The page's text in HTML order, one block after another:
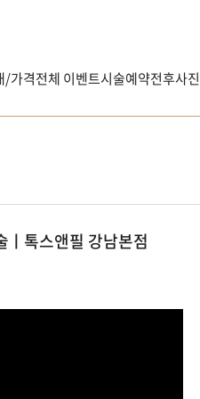
/가격전체 이벤트시술예약전후사진
ㅣ톡스앤필 강남본점